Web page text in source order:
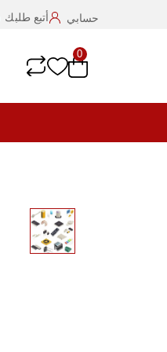
أتبع طلبك حسابي
0